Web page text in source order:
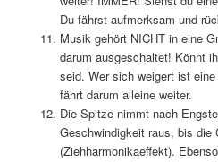
Du fährst aufmerksam und
Musik gehört NICHT in eine
darum ausgeschaltet! Könnt
seid. Wer sich weigert ist
fährt darum alleine weiter.
Die Spitze nimmt nach
Geschwindigkeit raus, bis die
(Ziehharmonikaeffekt).